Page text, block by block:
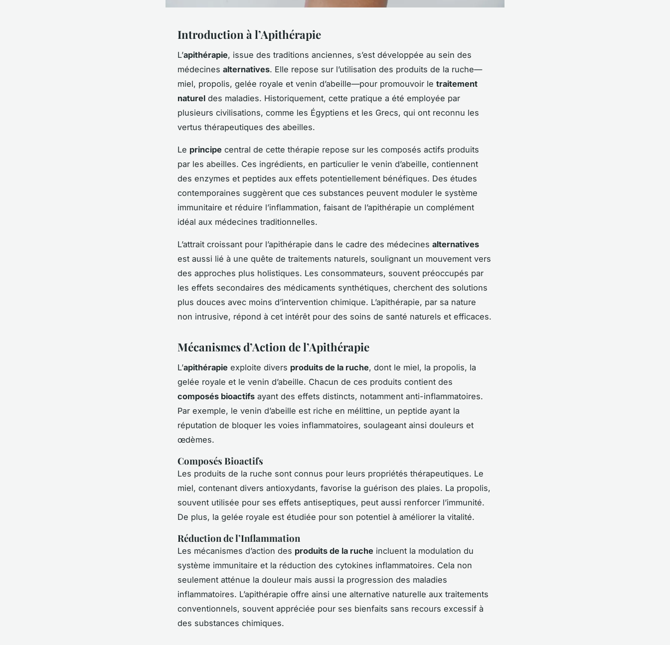
Introduction à l’Apithérapie
L’apithérapie, issue des traditions anciennes, s’est développée au sein des
médecines alternatives. Elle repose sur l’utilisation des produits de la ruche—
miel, propolis, gelée royale et venin d’abeille—pour promouvoir le traitement
naturel des maladies. Historiquement, cette pratique a été employée par
plusieurs civilisations, comme les Égyptiens et les Grecs, qui ont reconnu les
vertus thérapeutiques des abeilles.
Le principe central de cette thérapie repose sur les composés actifs produits
par les abeilles. Ces ingrédients, en particulier le venin d’abeille, contiennent
des enzymes et peptides aux effets potentiellement bénéfiques. Des études
contemporaines suggèrent que ces substances peuvent moduler le système
immunitaire et réduire l’inflammation, faisant de l’apithérapie un complément
idéal aux médecines traditionnelles.
L’attrait croissant pour l’apithérapie dans le cadre des médecines alternatives
est aussi lié à une quête de traitements naturels, soulignant un mouvement vers
des approches plus holistiques. Les consommateurs, souvent préoccupés par
les effets secondaires des médicaments synthétiques, cherchent des solutions
plus douces avec moins d’intervention chimique. L’apithérapie, par sa nature
non intrusive, répond à cet intérêt pour des soins de santé naturels et efficaces.
Mécanismes d’Action de l’Apithérapie
L’apithérapie exploite divers produits de la ruche, dont le miel, la propolis, la
gelée royale et le venin d’abeille. Chacun de ces produits contient des
composés bioactifs ayant des effets distincts, notamment anti-inflammatoires.
Par exemple, le venin d’abeille est riche en mélittine, un peptide ayant la
réputation de bloquer les voies inflammatoires, soulageant ainsi douleurs et
œdèmes.
Composés Bioactifs
Les produits de la ruche sont connus pour leurs propriétés thérapeutiques. Le
miel, contenant divers antioxydants, favorise la guérison des plaies. La propolis,
souvent utilisée pour ses effets antiseptiques, peut aussi renforcer l’immunité.
De plus, la gelée royale est étudiée pour son potentiel à améliorer la vitalité.
Réduction de l’Inflammation
Les mécanismes d’action des produits de la ruche incluent la modulation du
système immunitaire et la réduction des cytokines inflammatoires. Cela non
seulement atténue la douleur mais aussi la progression des maladies
inflammatoires. L’apithérapie offre ainsi une alternative naturelle aux traitements
conventionnels, souvent appréciée pour ses bienfaits sans recours excessif à
des substances chimiques.